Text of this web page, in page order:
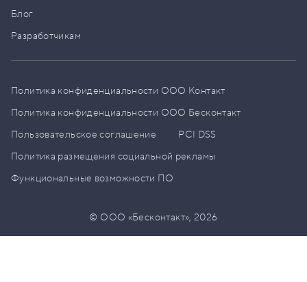
Блог
Разработчикам
Политика конфиденциальности ООО Контакт
Политика конфиденциальности ООО Бесконтакт
Пользовательское соглашение
PCI DSS
Политика размещения социальной рекламы
Функциональные возможности ПО
© ООО «Бесконтакт»,2026